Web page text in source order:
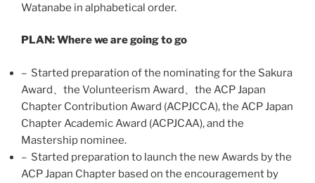
Watanabe in alphabetical order.
PLAN: Where we are going to go
– Started preparation of the nominating for the Sakura
Award、 the Volunteerism Award、 the ACP Japan
Chapter Contribution Award (ACPJCCA), the ACP Japan
Chapter Academic Award (ACPJCAA), and the
Mastership nominee.
– Started preparation to launch the new Awards by the
ACP Japan Chapter based on the encouragement by